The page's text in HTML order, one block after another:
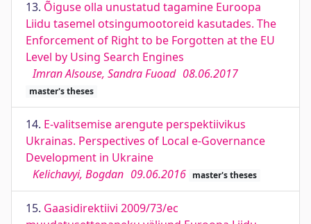
13. Õiguse olla unustatud tagamine Euroopa
Liidu tasemel otsingumootoreid kasutades. The
Enforcement of Right to be Forgotten at the EU
Level by Using Search Engines
Imran Alsouse, Sandra Fuoad 08.06.2017
master's theses
14. E-valitsemise arengute perspektiivikus
Ukrainas. Perspectives of Local e-Governance
Development in Ukraine
Kelichavyi, Bogdan 09.06.2016 master's theses
15. Gaasidirektiivi 2009/73/ec